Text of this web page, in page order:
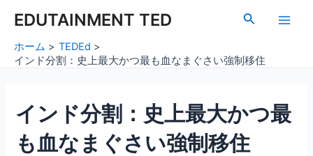
EDUTAINMENT TED
検
Main
ホーム
TEDEd
インド分割：史上最大かつ最も血なまぐさい強制移住
インド分割：史上最大かつ最
も血なまぐさい強制移住
navigation